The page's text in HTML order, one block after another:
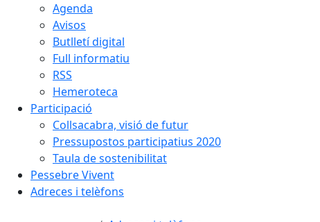
Agenda
Avisos
Butlletí digital
Full informatiu
RSS
Hemeroteca
Participació
Collsacabra, visió de futur
Pressupostos participatius 2020
Taula de sostenibilitat
Pessebre Vivent
Adreces i telèfons